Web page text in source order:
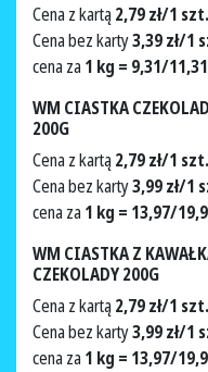
Cena z kartą 2,79 zł/1 szt.
Cena bez karty3,39 zł/1
cena za 1 kg = 9,31/11,31
WM CIASTKA
200G
Cena z kartą 2,79 zł/1 szt.
Cena bez karty3,99 zł/1
cena za 1 kg = 13,97/
WM CIASTKA Z
CZEKOLADY 200G
Cena z kartą 2,79 zł/1 szt.
Cena bez karty3,99 zł/1
cena za 1 kg = 13,97/